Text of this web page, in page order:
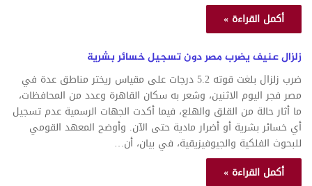
أكمل القراءة »
زلزال عنيف يضرب مصر دون تسجيل خسائر بشرية
ضرب زلزال بلغت قوته 5.2 درجات على مقياس ريختر مناطق عدة في
مصر فجر اليوم الاثنين، وشعر به سكان القاهرة وعدد من المحافظات،
ما أثار حالة من القلق والهلع، فيما أكدت الجهات الرسمية عدم تسجيل
أي خسائر بشرية أو أضرار مادية حتى الآن. وأوضح المعهد القومي
للبحوث الفلكية والجيوفيزيقية، في بيان، أن…
أكمل القراءة »